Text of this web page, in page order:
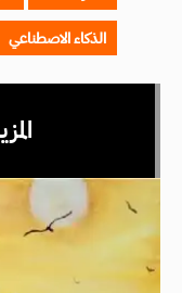
الذكاء الاصطناعي